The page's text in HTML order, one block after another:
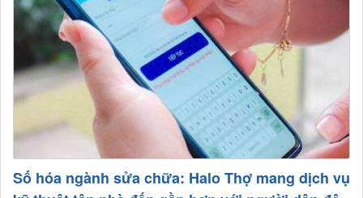
Số hóa ngành sửa chữa: Halo Thợ mang dịch vụ